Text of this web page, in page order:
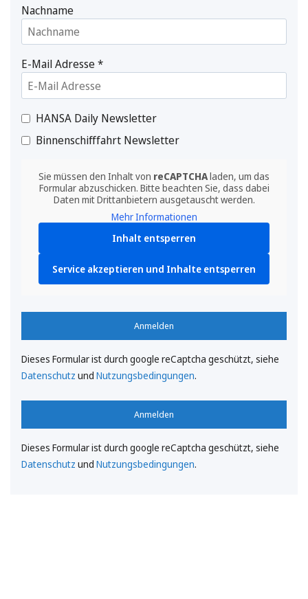
Nachname
E-Mail Adresse*
HANSA Daily Newsletter
Binnenschifffahrt Newsletter
Sie müssen den Inhalt von reCAPTCHAladen, um das
Formular abzuschicken. Bitte beachten Sie, dass dabei
Daten mit Drittanbietern ausgetauscht werden.
Mehr Informationen
Inhalt entsperren
Service akzeptieren und Inhalte entsperren
Anmelden
Dieses Formular ist durch google reCaptcha geschützt, siehe
Datenschutz und Nutzungsbedingungen.
Anmelden
Dieses Formular ist durch google reCaptcha geschützt, siehe
Datenschutz und Nutzungsbedingungen.